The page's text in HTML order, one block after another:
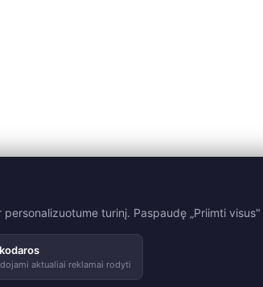
turinį. Paspaudę „Priimti
aktualiai reklamai rodyti